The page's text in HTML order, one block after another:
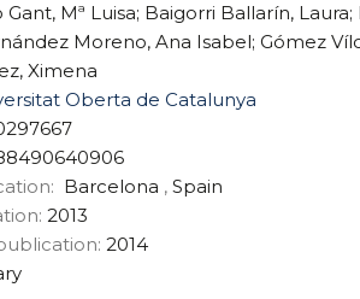
Gant, Mª Luisa; Baigorri Ballarín,
Moreno, Ana Isabel; Gómez
Ximena
Oberta de Catalunya
Barcelona , Spain
2013
2014